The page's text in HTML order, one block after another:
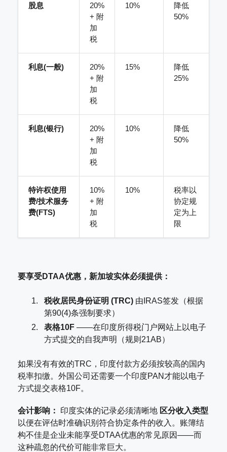
股息
20%
+ 附
加
税
10%
降低
50%
利息(一般)
20%
+ 附
加
税
15%
降低
25%
利息(银行)
20%
+ 附
加
税
10%
降低
50%
特许权使用
费/技术服务
费(FTS)
10%
+ 附
加
税
10%
税率以
协定规
定为上
限
要享受DTAA优惠，新加坡实体必须提供：
税收居民身份证明 (TRC) 由IRAS签发（根据
第90(4)条强制要求）
表格10F ——在印度所得税门户网站上以电子
方式提交的自我声明（规则21AB）
如果没有有效的TRC，印度付款方必须按较高的国内
税率扣缴。外国公司还需要一个印度PAN才能以电子
方式提交表格10F。
会计影响： 印度实体的记录必须清晰地 区分收入类型
以便在评估时准确识别符合协定条件的收入。账簿结
构不佳是企业未能享受DTAA优惠的常见原因——而
这种疏忽的代价可能非常巨大。